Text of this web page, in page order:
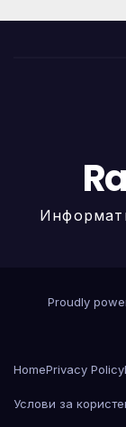
Proudly
HomePrivacy Policy
Услови за